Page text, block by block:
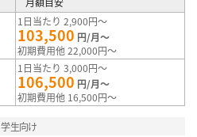
1日当たり 2,900円～
103,500 円/月～
初期費用他 22,000円～
1日当たり 3,000円～
106,500 円/月～
初期費用他 16,500円～
学生向け